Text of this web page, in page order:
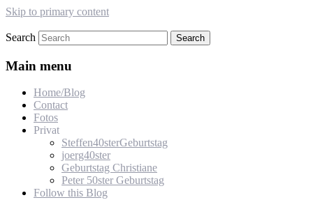
Skip to primary content
s-lehmann.de
Search
Main menu
Home/Blog
Contact
Fotos
Privat
Steffen40sterGeburtstag
joerg40ster
Geburtstag Christiane
Peter 50ster Geburtstag
Follow this Blog